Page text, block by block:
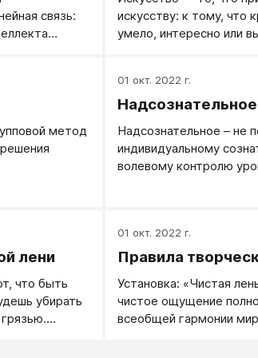
танцевальная
Импровизации можно
связь:
(по
дальнейшем
искусству: к тому, что
умело, интересно или
оригинального.
метод
01 окт. 2022 г.
Надсознательное
Надсознательное – не
индивидуальному
волевому контролю
лени
что быть
убирать
01 окт. 2022 г.
Правила
Установка: «Чистая
чистое ощущение
всеобщей гармонии